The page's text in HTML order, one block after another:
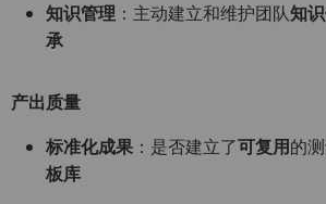
知识管理 ：主动建立和维护团队知
承
产出质量
标准化成果 ：是否建立了可复用的
板库